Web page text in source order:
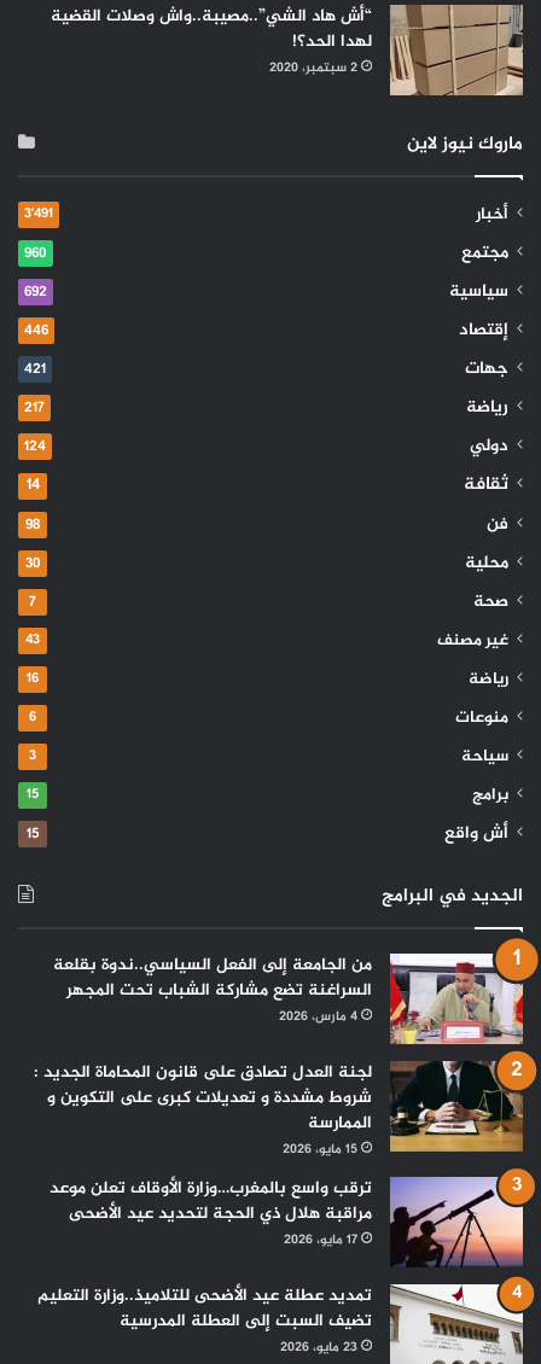
“أش هاد الشي”..مصيبة..واش وصلات القضية
لهدا الحد؟!
2 سبتمبر، 2020
ماروك نيوز لاين
أخبار 3٬491
مجتمع 960
سياسية 692
إقتصاد 446
جهات 421
رياضة 217
دولي 124
ثقافة 14
فن 98
محلية 30
صحة 7
غير مصنف 43
رياضة 16
منوعات 6
سياحة 3
برامج 15
أش واقع 15
الجديد في البرامج
من الجامعة إلى الفعل السياسي..ندوة بقلعة
السراغنة تضع مشاركة الشباب تحت المجهر
4 مارس، 2026
لجنة العدل تصادق على قانون المحاماة الجديد :
شروط مشددة و تعديلات كبرى على التكوين و
الممارسة
15 مايو، 2026
ترقب واسع بالمغرب…وزارة الأوقاف تعلن موعد
مراقبة هلال ذي الحجة لتحديد عيد الأضحى
17 مايو، 2026
تمديد عطلة عيد الأضحى للتلاميذ..وزارة التعليم
تضيف السبت إلى العطلة المدرسية
23 مايو، 2026